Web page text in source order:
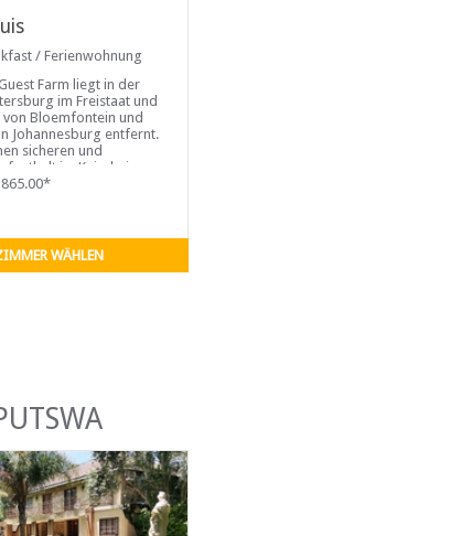
/ Ferienwohnung
Farm liegt in der
im Freistaat und
von Bloemfontein und
Johannesburg entfernt.
sicheren und
im Kuierhuis
865.00*
WÄHLEN